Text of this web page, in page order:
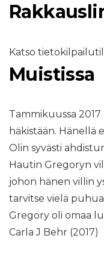
Katso
Muistissa
Tammikuussa
häkistään. Hänellä
Olin syvästi
Hautin Gregoryn
johon hänen villin
tarvitse vielä
Gregory oli omaa
Carla J Behr (2017)